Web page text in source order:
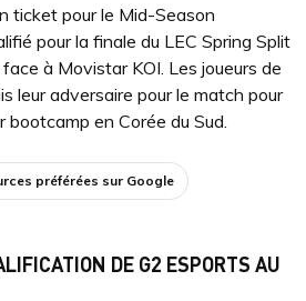
ticket pour le Mid-Season
pour la finale du LEC Spring Split
à Movistar KOI. Les joueurs de
leur adversaire pour le match pour
en Corée du Sud.
préférées sur Google
DE G2 ESPORTS AU